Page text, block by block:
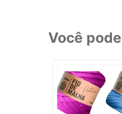
Você